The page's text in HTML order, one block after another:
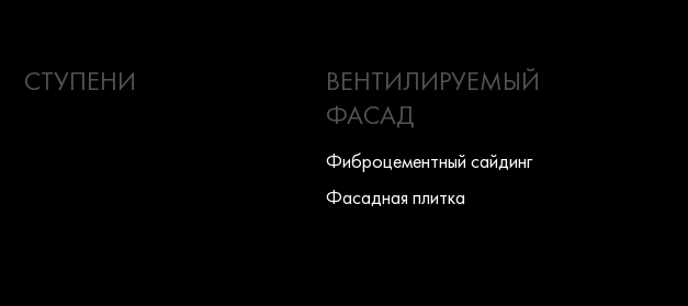
СТУПЕНИ
ВЕНТИЛИРУЕМЫЙ
ФАСАД
Фиброцементный сайдинг
Фасадная плитка